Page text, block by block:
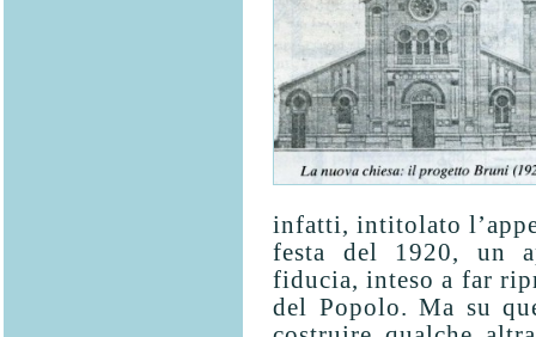
infatti, intitolato
festa del 1920, un
fiducia, inteso a far
del Popolo. Ma su